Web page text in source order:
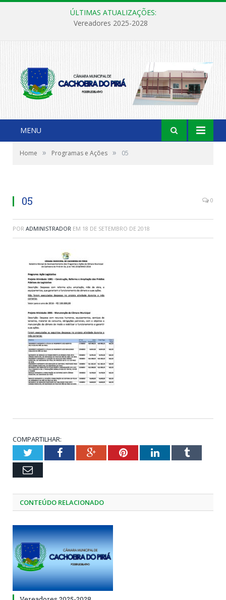
ÚLTIMAS ATUALIZAÇÕES:
Vereadores 2025-2028
MENU
Home » Programas e Ações » 05
05 0
POR ADMINISTRADOR EM 18 DE SETEMBRO DE 2018
COMPARTILHAR:
TwitterFacebookGoogle+PinterestLinkedInTumblr
Email
CONTEÚDO RELACIONADO